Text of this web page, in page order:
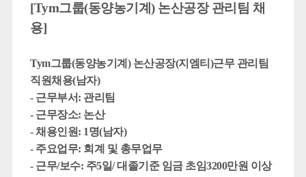
[Tym그룹(동양농기계) 논산공장 관리팀 채
용]
Tym그룹(동양농기계) 논산공장(지엠티)근무 관리팀
직원채용(남자)
- 근무부서: 관리팀
- 근무장소: 논산
- 채용인원: 1명(남자)
- 주요업무: 회계 및 총무업무
- 근무/보수: 주5일/대졸기준 임금 초임3200만원 이상